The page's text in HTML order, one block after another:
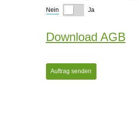
Nein Ja
Download AGB
Auftrag senden